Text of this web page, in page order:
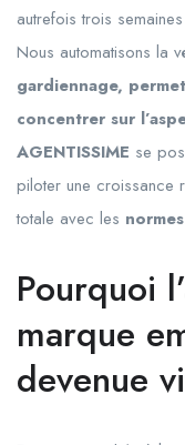
autrefois trois
Nous automatisons la
gardiennage,
concentrer sur
AGENTISSIME se
piloter une croissance
totale avec les
Pourquoi
marque
devenue